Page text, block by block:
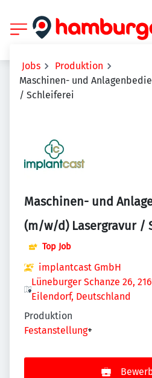
Jobs
Produktion
Maschinen- und
/ Schleiferei
Maschinen- und
(m/w/d) Lasergravur /
Top Job
implantcast GmbH
Lüneburger Schanze 26,
Eilendorf, Deutschland
Produktion
Festanstellung+